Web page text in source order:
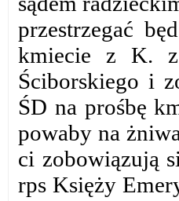
przestrzegać
kmiecie z K.
Ściborskiego i
ŚD na prośbę
powaby na
ci zobowiązują
rps Księży